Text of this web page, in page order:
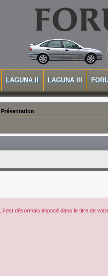
LAGUNA II LAGUNA III
Présentation
est désormais imposé dans le titre de